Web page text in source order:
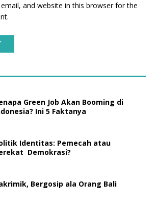
and website in this browser for the
Green Job Akan Booming di
Ini 5 Faktanya
Identitas: Pemecah atau
Demokrasi?
Bergosip ala Orang Bali